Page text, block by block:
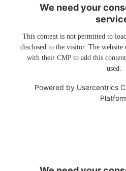
We need your
This content is not permitted to
disclosed to the visitor. The website
with their CMP to add this
used.
Powered by Usercentrics